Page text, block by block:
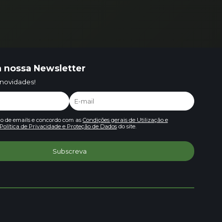
nossa Newsletter
de emails e concordo com as Condições gerais de Utilização e
de Privacidade e Proteção de Dadosdo site.